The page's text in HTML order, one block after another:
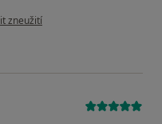
uživatele Štěpán Filípek
zneužití